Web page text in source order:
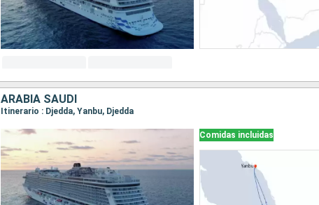
ARABIA SAUDÍ
Itinerario : Djedda, Yanbu, Djedda
Comidas incluidas